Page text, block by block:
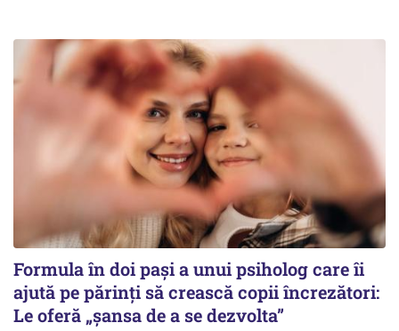
Formula în doi pași a unui psiholog care îi
ajută pe părinți să crească copii încrezători:
Le oferă „șansa de a se dezvolta”